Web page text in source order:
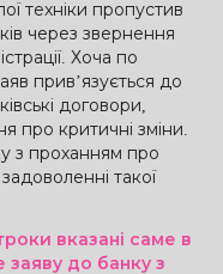
техніки пропустив
через звернення
Хоча по
прив’язується до
договори,
про критичні зміни.
з проханням про
такої
вказані саме в
до банку з